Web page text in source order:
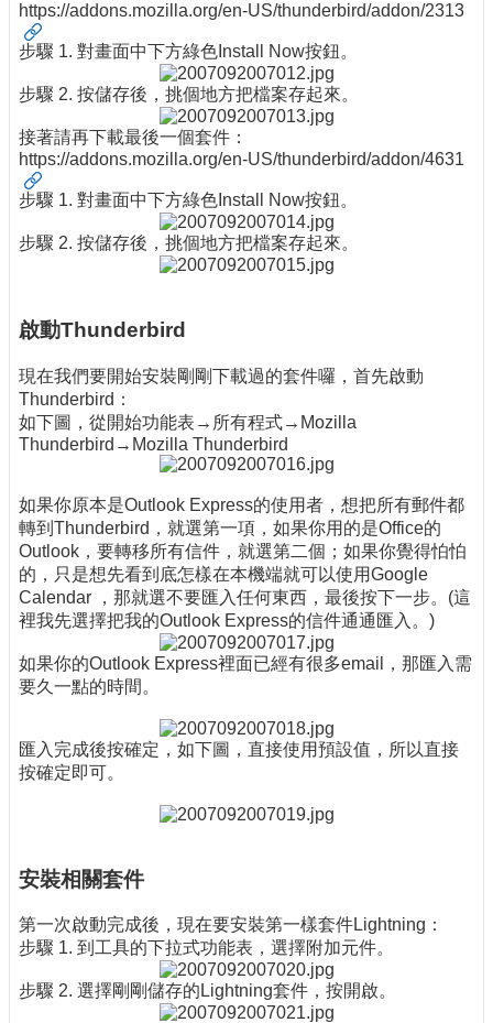
https://addons.mozilla.org/en-US/thunderbird/addon/2313
步驟 1. 對畫面中下方綠色Install Now按鈕。
步驟 2. 按儲存後，挑個地方把檔案存起來。
接著請再下載最後一個套件：
https://addons.mozilla.org/en-US/thunderbird/addon/4631
步驟 1. 對畫面中下方綠色Install Now按鈕。
步驟 2. 按儲存後，挑個地方把檔案存起來。
啟動Thunderbird
現在我們要開始安裝剛剛下載過的套件囉，首先啟動
Thunderbird：
如下圖，從開始功能表→所有程式→Mozilla
Thunderbird→Mozilla Thunderbird
如果你原本是Outlook Express的使用者，想把所有郵件都
轉到Thunderbird，就選第一項，如果你用的是Office的
Outlook，要轉移所有信件，就選第二個；如果你覺得怕怕
的，只是想先看到底怎樣在本機端就可以使用Google
Calendar ，那就選不要匯入任何東西，最後按下一步。(這
裡我先選擇把我的Outlook Express的信件通通匯入。)
如果你的Outlook Express裡面已經有很多email，那匯入需
要久一點的時間。
匯入完成後按確定，如下圖，直接使用預設值，所以直接
按確定即可。
安裝相關套件
第一次啟動完成後，現在要安裝第一樣套件Lightning：
步驟 1. 到工具的下拉式功能表，選擇附加元件。
步驟 2. 選擇剛剛儲存的Lightning套件，按開啟。